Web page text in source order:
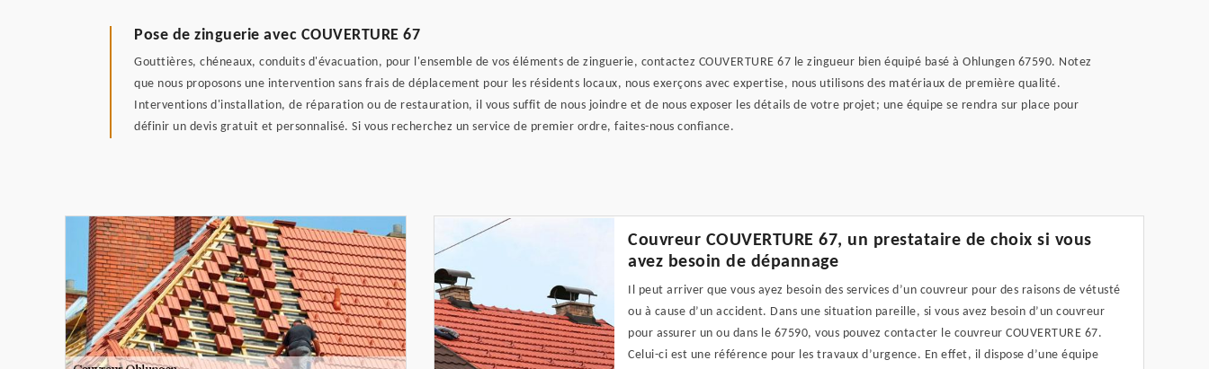
Pose de zinguerie avec COUVERTURE 67
Gouttières, chéneaux, conduits d'évacuation, pour l'ensemble de vos éléments de zinguerie, contactez COUVERTURE 67 le zingueur bien équipé basé à Ohlungen 67590. Notez
que nous proposons une intervention sans frais de déplacement pour les résidents locaux, nous exerçons avec expertise, nous utilisons des matériaux de première qualité.
Interventions d'installation, de réparation ou de restauration, il vous suffit de nous joindre et de nous exposer les détails de votre projet; une équipe se rendra sur place pour
définir un devis gratuit et personnalisé. Si vous recherchez un service de premier ordre, faites-nous confiance.
Couvreur COUVERTURE 67, un prestataire de choix si vous
avez besoin de dépannage
Il peut arriver que vous ayez besoin des services d’un couvreur pour des raisons de vétusté
ou à cause d’un accident. Dans une situation pareille, si vous avez besoin d’un couvreur
pour assurer un ou dans le 67590, vous pouvez contacter le couvreur COUVERTURE 67.
Celui-ci est une référence pour les travaux d’urgence. En effet, il dispose d’une équipe